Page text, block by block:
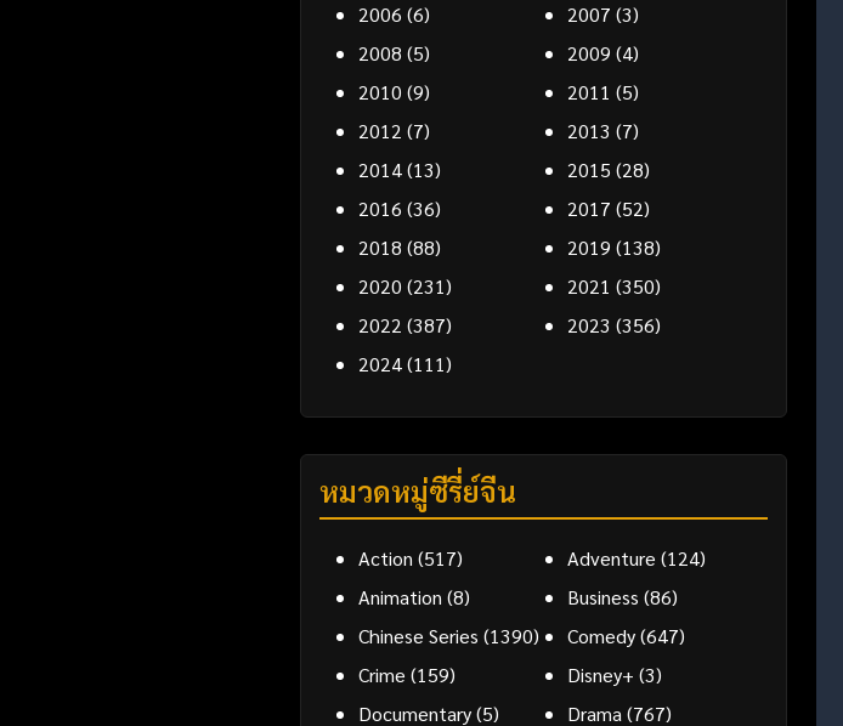
2006 (6) 2007 (3)
2008 (5) 2009 (4)
2010 (9) 2011 (5)
2012 (7) 2013 (7)
2014(13) 2015 (28)
2016 (36) 2017 (52)
2018 (88) 2019 (138)
2020 (231) 2021 (350)
2022 (387) 2023 (356)
2024(111)
หมวดหมู่ซีรี่ย์จีน
Action (517) Adventure (124)
Animation (8) Business (86)
Chinese Series (1390) Comedy(647)
Crime (159) Disney+ (3)
Documentary(5) Drama(767)